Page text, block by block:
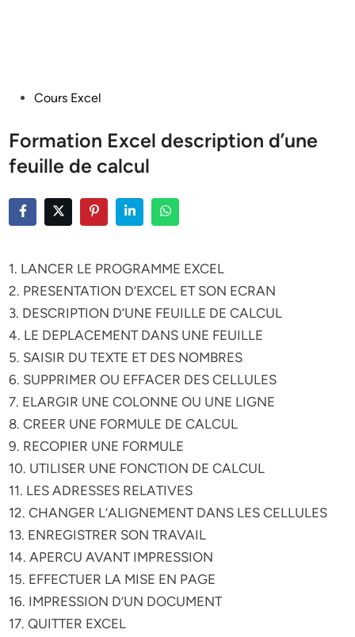
PostedCours Excel
Formation Excel description d’une
feuille de calcul
1. LANCER LE PROGRAMME EXCEL
2. PRESENTATION D’EXCEL ET SON ECRAN
3. DESCRIPTION D’UNE FEUILLE DE CALCUL
4. LE DEPLACEMENT DANS UNE FEUILLE
5. SAISIR DU TEXTE ET DES NOMBRES
6. SUPPRIMER OU EFFACER DES CELLULES
7. ELARGIR UNE COLONNE OU UNE LIGNE
8. CREER UNE FORMULE DE CALCUL
9. RECOPIER UNE FORMULE
10. UTILISER UNE FONCTION DE CALCUL
11. LES ADRESSES RELATIVES
12. CHANGER L’ALIGNEMENT DANS LES CELLULES
13. ENREGISTRER SON TRAVAIL
14. APERCU AVANT IMPRESSION
15. EFFECTUER LA MISE EN PAGE
16. IMPRESSION D’UN DOCUMENT
17. QUITTER EXCEL